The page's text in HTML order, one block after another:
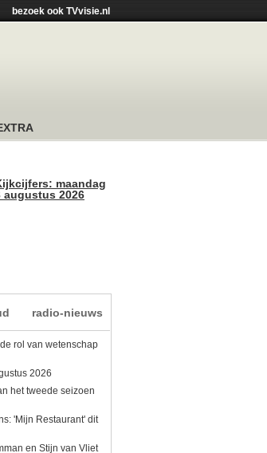
bezoek ook TVvisie.nl
maandag
augustus 2026
radio-nieuws
rol van wetenschap
2026
het tweede seizoen
'Mijn Restaurant' dit
en Stijn van Vliet